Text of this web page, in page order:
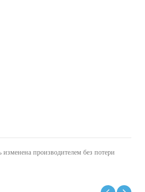
производителем без потери